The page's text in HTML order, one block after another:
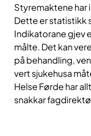
​Styremaktene har
Dette er statistikk
Indikatorane gjev
målte. Det kan
på behandling,
vert sjukehusa
Helse Førde har
snakkar